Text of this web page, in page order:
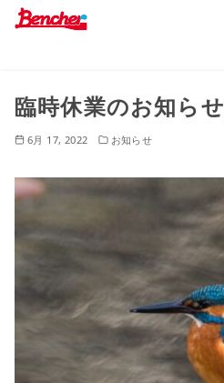
臨時休業のお知らせ
6月 17, 2022 お知らせ